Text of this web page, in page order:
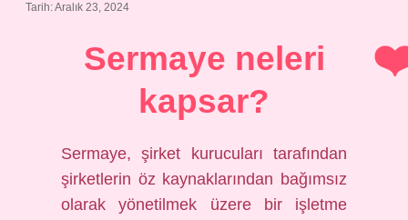
Tarih: Aralık 23, 2024
Sermaye neleri
kapsar?
Sermaye, şirket kurucuları tarafından
şirketlerin öz kaynaklarından bağımsız
olarak yönetilmek üzere bir işletme